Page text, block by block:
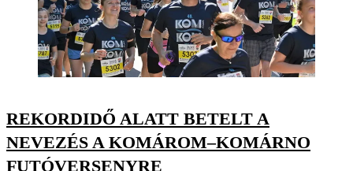
REKORDIDŐ ALATT BETELT A
NEVEZÉS A KOMÁROM–KOMÁRNO
FUTÓVERSENYRE